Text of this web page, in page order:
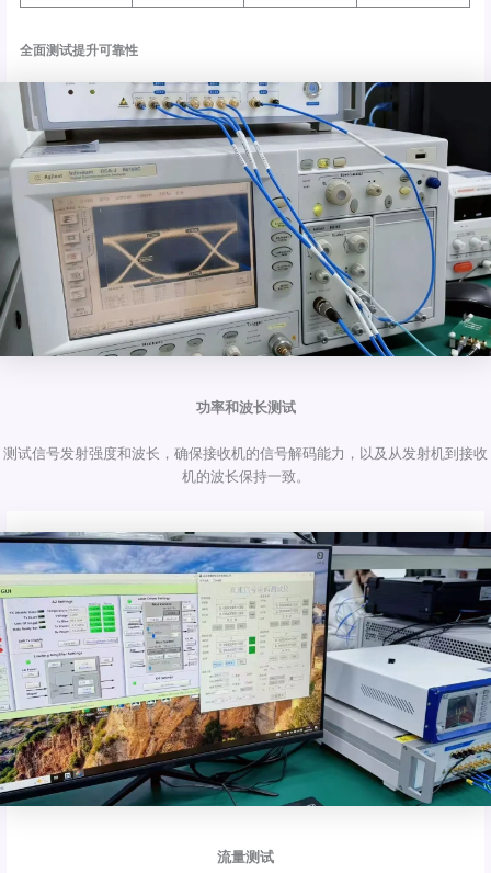
全面测试提升可靠性
功率和波长测试
测试信号发射强度和波长，确保接收机的信号解码能力，以及从发射机到接收
机的波长保持一致。
流量测试